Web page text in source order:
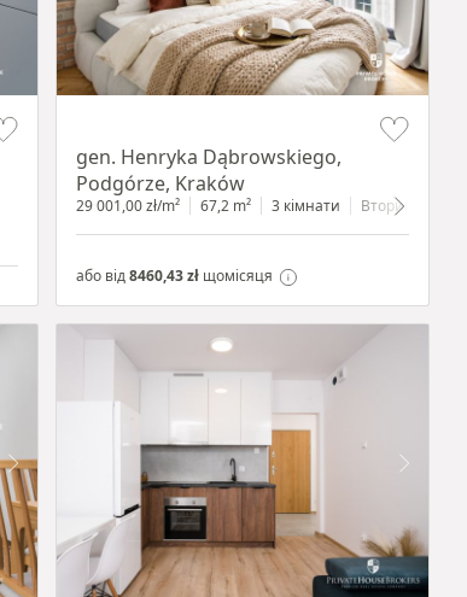
gen. Henryka Dąbrowskiego,
Podgórze, Kraków
29 001,00 zł/m² 67,2 m² 3 кімнати Вторинний
або від8460,43 zł щомісяця